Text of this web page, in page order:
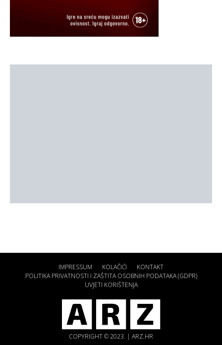
IMPRESSUM KOLAČIĆI
KONTAKT
POLITIKA PRIVATNOSTI I ZAŠTITA OSOBNIH PODATAKA (GDPR)
UVJETI KORIŠTENJA
COPYRIGHT © 2023. | ARZ.HR